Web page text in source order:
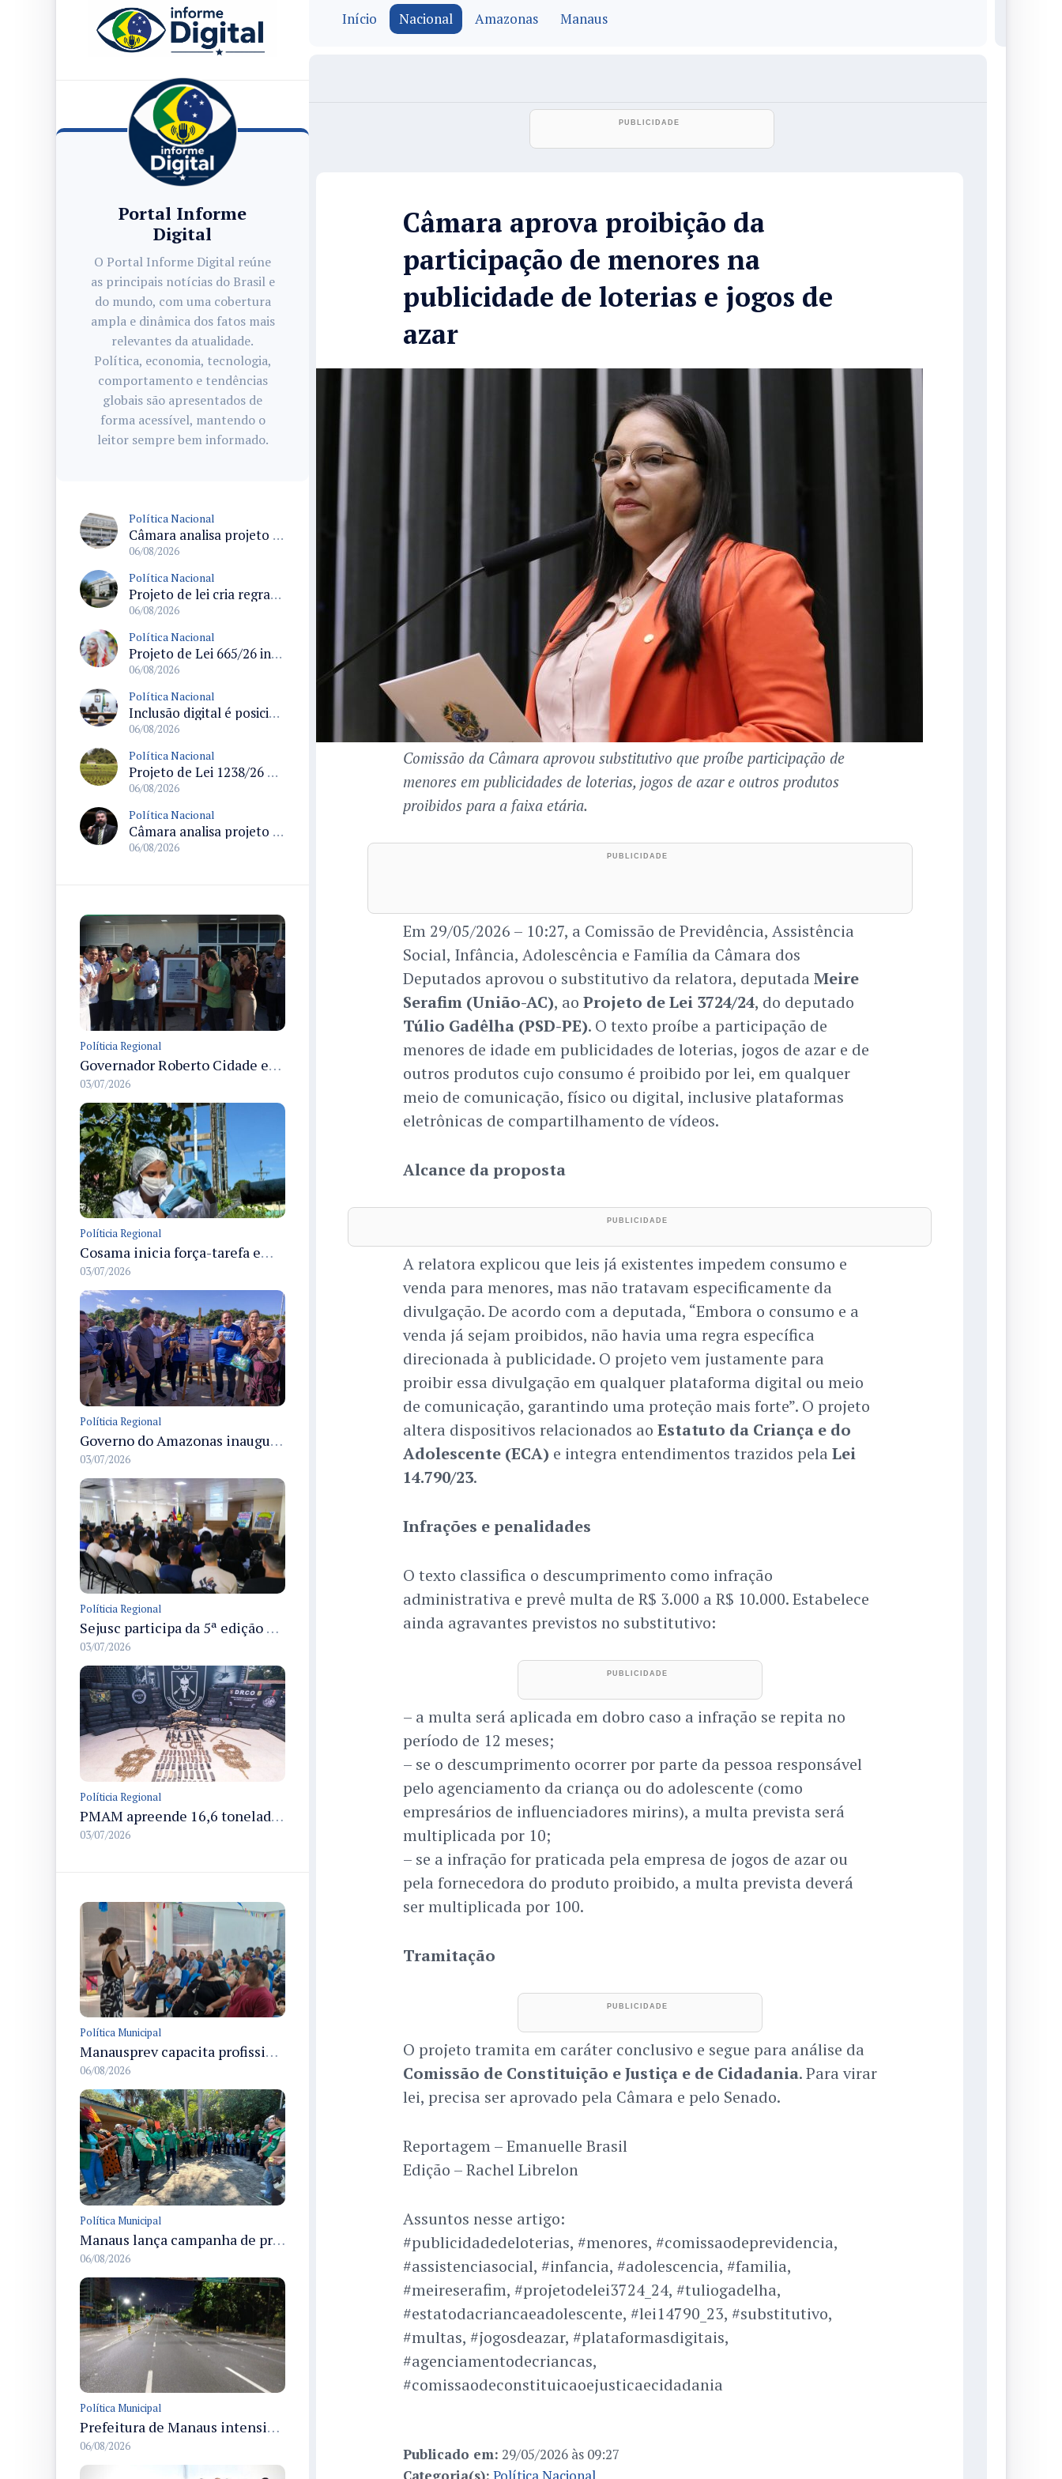
Portal Informe
Digital
O Portal Informe Digital reúne
as principais notícias do Brasil e
do mundo, com uma cobertura
ampla e dinâmica dos fatos mais
relevantes da atualidade.
Política, economia, tecnologia,
comportamento e tendências
globais são apresentados de
forma acessível, mantendo o
leitor sempre bem informado.
Política Nacional
Câmara analisa projeto que cria Política Nacional de Qualificação e Valorização da Preceptoria na Residência Médica
06/08/2026
Política Nacional
Projeto de lei cria regras para punir litigância abusiva reversa e integrar sistemas do Judiciário
06/08/2026
Política Nacional
Projeto de Lei 665/26 institui política nacional para prevenção ao transfeminicídio e prevê medidas de proteção e reparação
06/08/2026
Política Nacional
Inclusão digital é posicionada como pilar essencial da reurbanização de favelas e periferias
06/08/2026
Política Nacional
Projeto de Lei 1238/26 propõe validação automática do Cadastro Ambiental Rural para imóveis de até quatro módulos fiscais
06/08/2026
Política Nacional
Câmara analisa projeto que autoriza policiais civis embarcarem armados em aeronaves civis mediante regras
06/08/2026
Políticia Regional
Governador Roberto Cidade entrega readequação do ambulatório da FCecon e amplia capacidade de atendimento oncológico em Manaus
03/07/2026
Políticia Regional
Cosama inicia força-tarefa em Anamã para fortalecer abastecimento de água e segurança hídrica da população
03/07/2026
Políticia Regional
Governo do Amazonas inaugura primeiro Castramóvel Fluvial para atendimento veterinário às comunidades ribeirinhas e castração gratuita
03/07/2026
Políticia Regional
Sejusc participa da 5ª edição do Caminhos Literários com foco na cultura hip-hop nas unidades socioeducativas
03/07/2026
Políticia Regional
PMAM apreende 16,6 toneladas de entorpecentes e registra aumento nas prisões em flagrante e nas capturas de foragidos no primeiro semestre de 2026
03/07/2026
Política Municipal
Manausprev capacita profissionais de recursos humanos para agilizar concessão de aposentadorias no município
06/08/2026
Política Municipal
Manaus lança campanha de prevenção às queimadas no verão amazônico com comitê integrado
06/08/2026
Política Municipal
Prefeitura de Manaus intensifica sinalização viária em diversos bairros para organizar o trânsito e reduzir sinistros
06/08/2026
Início Nacional Amazonas Manaus
Câmara aprova proibição da
participação de menores na
publicidade de loterias e jogos de
azar
Comissão da Câmara aprovou substitutivo que proíbe participação de
menores em publicidades de loterias, jogos de azar e outros produtos
proibidos para a faixa etária.
Em 29/05/2026 – 10:27, a Comissão de Previdência, Assistência
Social, Infância, Adolescência e Família da Câmara dos
Deputados aprovou o substitutivo da relatora, deputada Meire
Serafim (União-AC), ao Projeto de Lei 3724/24, do deputado
Túlio Gadêlha (PSD-PE). O texto proíbe a participação de
menores de idade em publicidades de loterias, jogos de azar e de
outros produtos cujo consumo é proibido por lei, em qualquer
meio de comunicação, físico ou digital, inclusive plataformas
eletrônicas de compartilhamento de vídeos.
Alcance da proposta
A relatora explicou que leis já existentes impedem consumo e
venda para menores, mas não tratavam especificamente da
divulgação. De acordo com a deputada, “Embora o consumo e a
venda já sejam proibidos, não havia uma regra específica
direcionada à publicidade. O projeto vem justamente para
proibir essa divulgação em qualquer plataforma digital ou meio
de comunicação, garantindo uma proteção mais forte”. O projeto
altera dispositivos relacionados ao Estatuto da Criança e do
Adolescente (ECA) e integra entendimentos trazidos pela Lei
14.790/23.
Infrações e penalidades
O texto classifica o descumprimento como infração
administrativa e prevê multa de R$ 3.000 a R$ 10.000. Estabelece
ainda agravantes previstos no substitutivo:
– a multa será aplicada em dobro caso a infração se repita no
período de 12 meses;
– se o descumprimento ocorrer por parte da pessoa responsável
pelo agenciamento da criança ou do adolescente (como
empresários de influenciadores mirins), a multa prevista será
multiplicada por 10;
– se a infração for praticada pela empresa de jogos de azar ou
pela fornecedora do produto proibido, a multa prevista deverá
ser multiplicada por 100.
Tramitação
O projeto tramita em caráter conclusivo e segue para análise da
Comissão de Constituição e Justiça e de Cidadania. Para virar
lei, precisa ser aprovado pela Câmara e pelo Senado.
Reportagem – Emanuelle Brasil
Edição – Rachel Librelon
Assuntos nesse artigo:
#publicidadedeloterias, #menores, #comissaodeprevidencia,
#assistenciasocial, #infancia, #adolescencia, #familia,
#meireserafim, #projetodelei3724_24, #tuliogadelha,
#estatodacriancaeadolescente, #lei14790_23, #substitutivo,
#multas, #jogosdeazar, #plataformasdigitais,
#agenciamentodecriancas,
#comissaodeconstituicaoejusticaecidadania
Publicado em: 29/05/2026 às 09:27